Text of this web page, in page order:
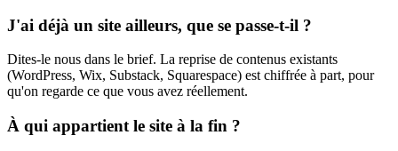
J'ai déjà un site ailleurs, que se passe-t-il ?
Dites-le nous dans le brief. La reprise de contenus existants
(WordPress, Wix, Substack, Squarespace) est chiffrée à part, pour
qu'on regarde ce que vous avez réellement.
À qui appartient le site à la fin ?